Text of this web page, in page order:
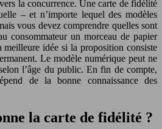
la concurrence. Une carte de fidélité
– et n’importe lequel des modèles
vous devez comprendre quelles sont
consommateur un morceau de papier
meilleure idée si la proposition consiste
Le modèle numérique peut ne
l’âge du public. En fin de compte,
de la bonne connaissance des
la carte de fidélité ?